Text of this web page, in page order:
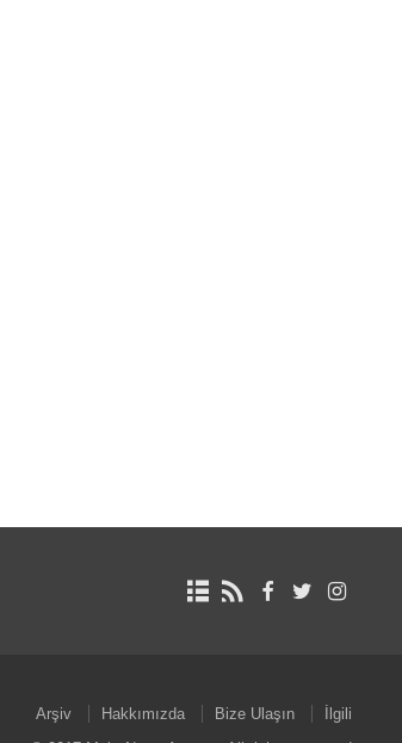
Arşiv Hakkımızda Bize Ulaşın
İlgili